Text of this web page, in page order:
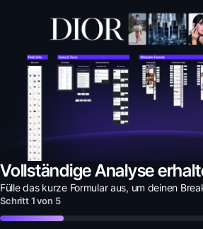
Vollständige Analyse
Fülle das kurze Formular aus, um deinen
Schritt1 von 5